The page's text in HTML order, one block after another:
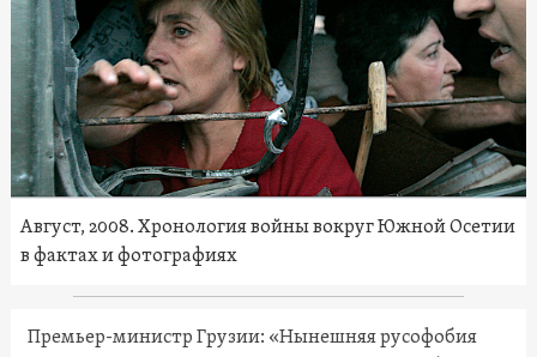
Август, 2008. Хронология войны вокруг Южной Осетии
в фактах и фотографиях
Премьер-министр Грузии: «Нынешняя русофобия